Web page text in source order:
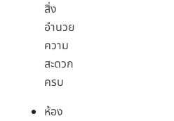
สิ่ง
อำนวย
ความ
สะดวก
ครบ
ห้อง